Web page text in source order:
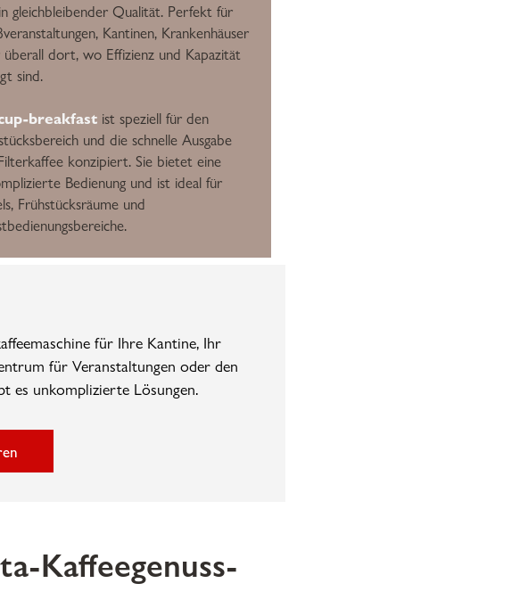
gleichbleibender Qualität. Perfekt für
Kantinen, Krankenhäuser
dort, wo Effizienz und Kapazität
sind.
breakfast ist speziell für den
und die schnelle Ausgabe
konzipiert. Sie bietet eine
Bedienung und ist ideal für
Frühstücksräume und
für Ihre Kantine, Ihr
für Veranstaltungen oder den
es unkomplizierte Lösungen.
Kaffeegenuss-